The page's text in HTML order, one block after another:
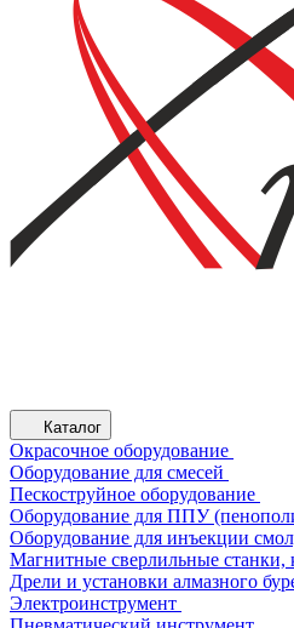
Каталог
Окрасочное оборудование
Оборудование для смесей
Пескоструйное оборудование
Оборудование для ППУ
Оборудование для инъекции
Магнитные сверлильные станки,
Дрели и установки алмазного
Электроинструмент